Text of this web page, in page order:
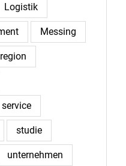
Logistik
Messing
region
service
studie
unternehmen